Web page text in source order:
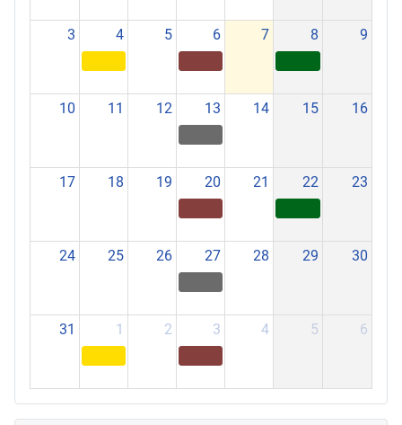
3 4 5 6 7 8 9
10 11 12 13 14 15 16
17 18 19 20 21 22 23
24 25 26 27 28 29 30
31 1 2 3 4 5 6